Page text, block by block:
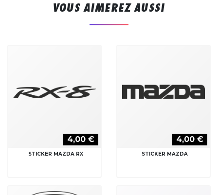
VOUS AIMEREZ AUSSI
4,00 €
STICKER MAZDA RX
4,00 €
STICKER MAZDA